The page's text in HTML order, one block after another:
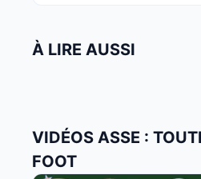
À LIRE AUSSI
VIDÉOS ASSE :
FOOT